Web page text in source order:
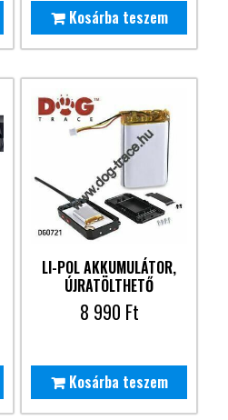
Kosárba teszem
LI-POL AKKUMULÁTOR,
ÚJRATÖLTHETŐ
8 990 Ft
Kosárba teszem